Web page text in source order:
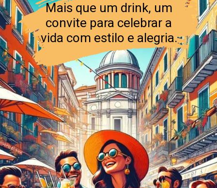
Mais que um drink, um
convite para celebrar a
vida com estilo e alegria.